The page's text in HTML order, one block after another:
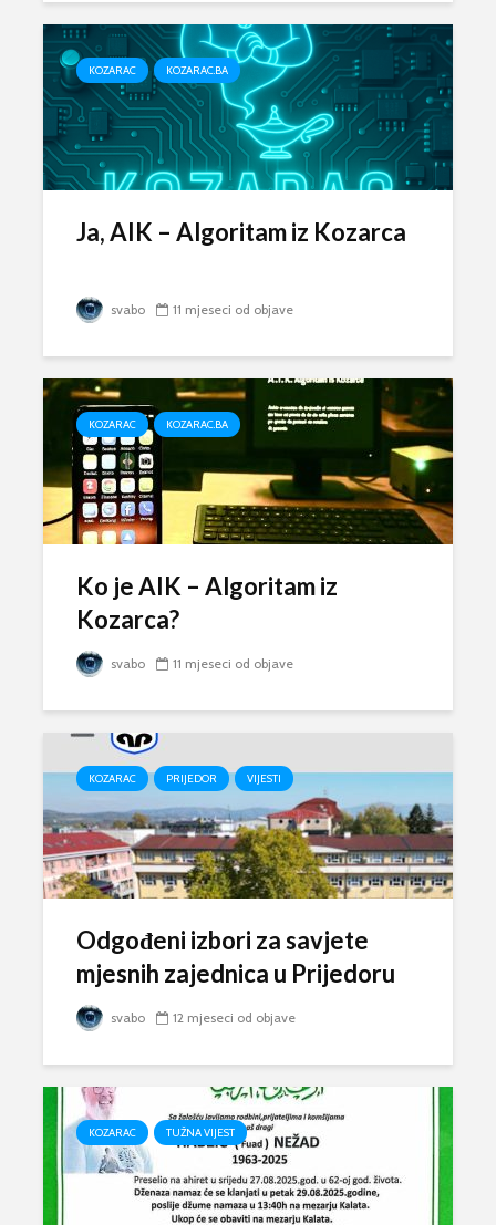
KOZARAC KOZARAC.BA
Ja, AIK – Algoritam iz Kozarca
svabo 11 mjeseci od objave
KOZARAC KOZARAC.BA
Ko je AIK – Algoritam iz
Kozarca?
svabo 11 mjeseci od objave
KOZARAC PRIJEDOR VIJESTI
Odgođeni izbori za savjete
mjesnih zajednica u Prijedoru
svabo 12 mjeseci od objave
KOZARAC TUŽNA VIJEST